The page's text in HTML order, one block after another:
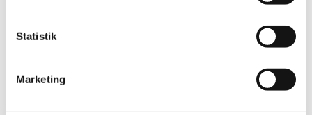
Statistik
Marketing30. oktober | 19:30